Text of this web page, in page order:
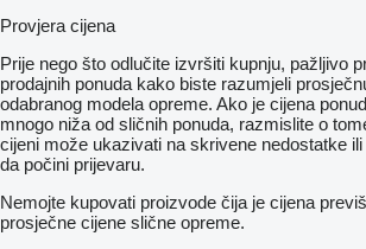
Provjera cijena
Prije nego što odlučite izvršiti kupnju, pažljivo
prodajnih ponuda kako biste razumjeli
odabranog modela opreme. Ako je cijena
mnogo niža od sličnih ponuda, razmislite o
cijeni može ukazivati ​​na skrivene nedostatke
da počini prijevaru.
Nemojte kupovati proizvode čija je cijena
prosječne cijene slične opreme.